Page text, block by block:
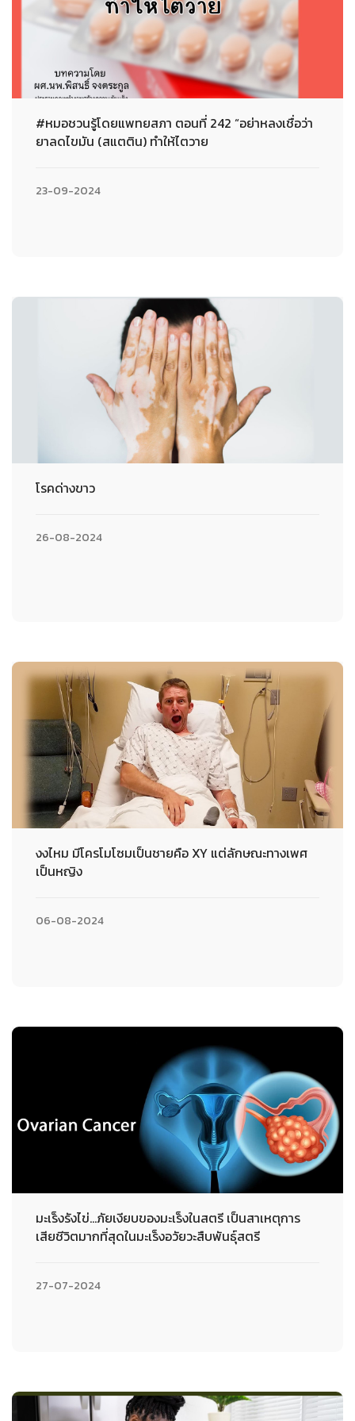
#หมอชวนรู้โดยแพทยสภา ตอนที่ 242 “อย่าหลงเชื่อว่า
ยาลดไขมัน (สแตติน) ทำให้ไตวาย
23-09-2024
โรคด่างขาว
26-08-2024
งงไหม มีโครโมโซมเป็นชายคือ XY แต่ลักษณะทางเพศ
เป็นหญิง
06-08-2024
มะเร็งรังไข่...ภัยเงียบของมะเร็งในสตรี เป็นสาเหตุการ
เสียชีวิตมากที่สุดในมะเร็งอวัยวะสืบพันธุ์สตรี
27-07-2024